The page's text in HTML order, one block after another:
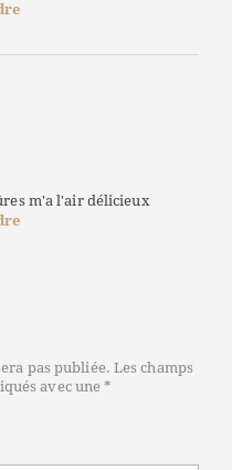
m'a l'air délicieux
pas publiée. Les champs
avec une *